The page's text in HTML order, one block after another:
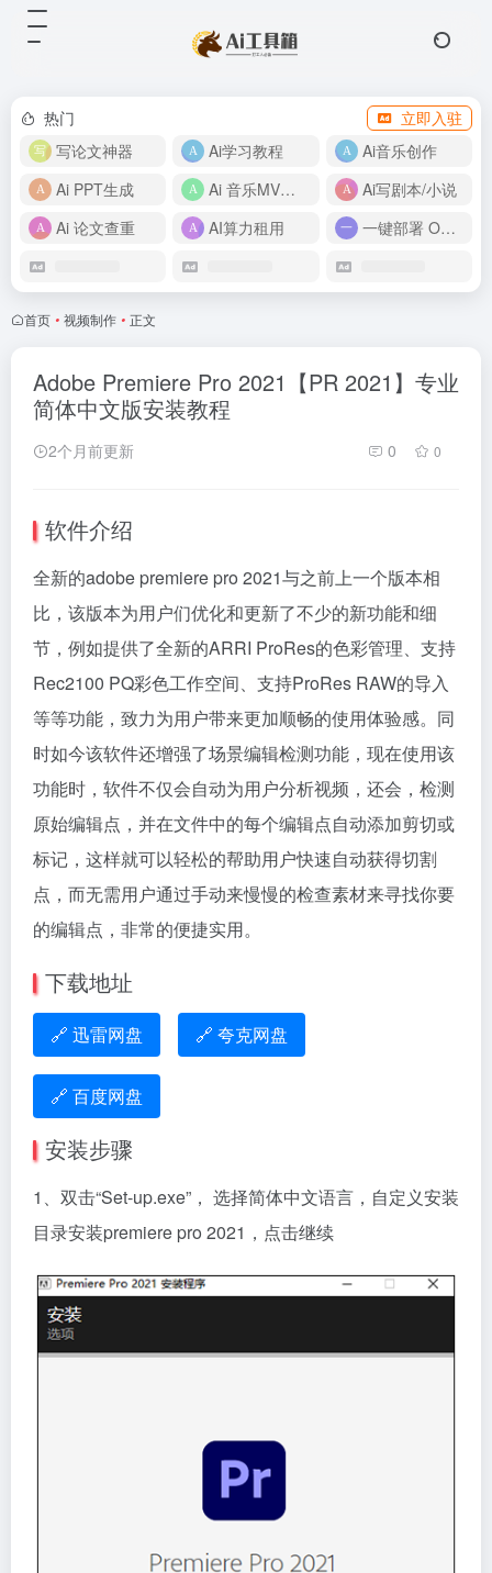
热门
立即入驻
写论文神器
Ai学习教程
Ai音乐创作
Ai PPT生成
Ai 音乐MV制作
Ai写剧本/小说
Ai 论文查重
AI算力租用 一键部署 OpenClaw
首页 • 视频制作 • 正文
Adobe Premiere Pro 2021【PR 2021】专业
简体中文版安装教程
2个月前更新 0 0
软件介绍
全新的adobe premiere pro 2021与之前上一个版本相
比，该版本为用户们优化和更新了不少的新功能和细
节，例如提供了全新的ARRI ProRes的色彩管理、支持
Rec2100 PQ彩色工作空间、支持ProRes RAW的导入
等等功能，致力为用户带来更加顺畅的使用体验感。同
时如今该软件还增强了场景编辑检测功能，现在使用该
功能时，软件不仅会自动为用户分析视频，还会，检测
原始编辑点，并在文件中的每个编辑点自动添加剪切或
标记，这样就可以轻松的帮助用户快速自动获得切割
点，而无需用户通过手动来慢慢的检查素材来寻找你要
的编辑点，非常的便捷实用。
下载地址
🔗 迅雷网盘 🔗 夸克网盘
🔗 百度网盘
安装步骤
1、双击“Set-up.exe”， 选择简体中文语言，自定义安装
目录安装premiere pro 2021，点击继续